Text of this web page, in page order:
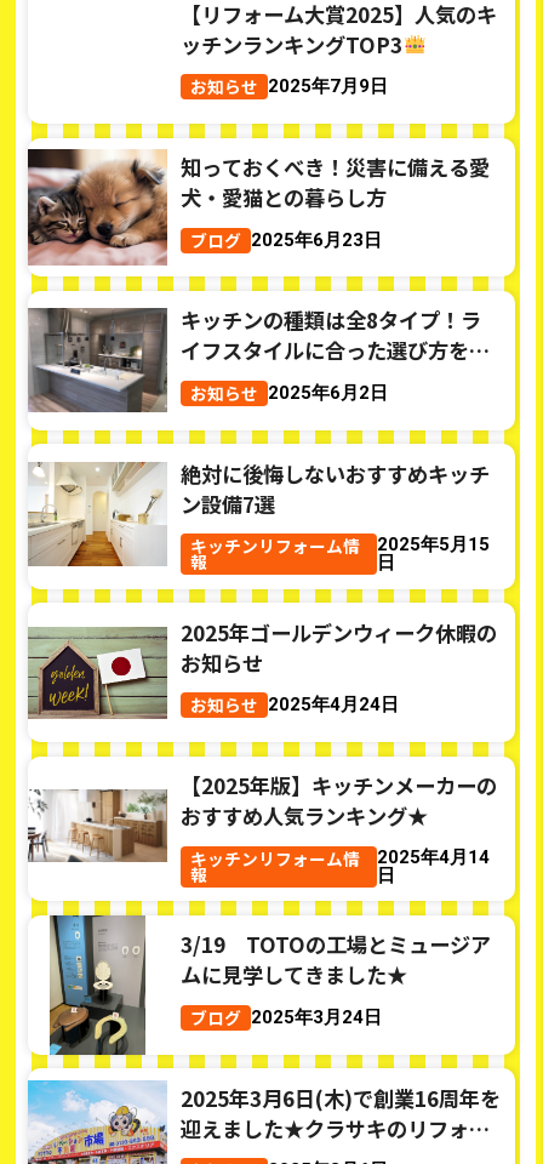
【リフォーム大賞2025】人気のキ
ッチンランキングTOP3
お知らせ 2025年7月9日
知っておくべき！災害に備える愛
犬・愛猫との暮らし方
ブログ 2025年6月23日
キッチンの種類は全8タイプ！ラ
イフスタイルに合った選び方をご
紹介
お知らせ 2025年6月2日
絶対に後悔しないおすすめキッチ
ン設備7選
キッチンリフォーム情
報
2025年5月15
日
2025年ゴールデンウィーク休暇の
お知らせ
お知らせ 2025年4月24日
【2025年版】キッチンメーカーの
おすすめ人気ランキング★
キッチンリフォーム情
報
2025年4月14
日
3/19 TOTOの工場とミュージア
ムに見学してきました★
ブログ 2025年3月24日
2025年3月6日(木)で創業16周年を
迎えました★クラサキのリフォー